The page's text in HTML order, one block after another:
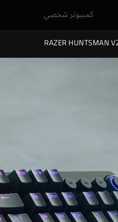
كمبيوتر شخصي
RAZER HUNTSMAN